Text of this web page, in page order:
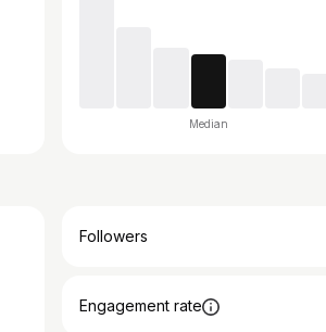
Median
Followers
Engagement rate